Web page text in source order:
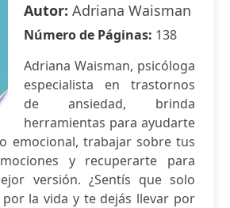
Autor: Adriana Waisman
Número de Páginas: 138
Adriana Waisman, psicóloga
especialista en trastornos
de ansiedad, brinda
herramientas para ayudarte
emocional, trabajar sobre tus
y recuperarte para
versión. ¿Sentís que solo
por la vida y te dejás llevar por